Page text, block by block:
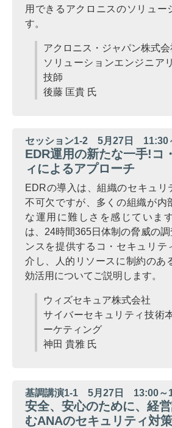
用できるアクロニスのソリュー
す。
アクロニス・ジャパン株式会
ソリューションエンジニア
技師
後藤 匡貴 氏
セッション1-2 5月27日 11:30
EDR運用の新たな一手!コ
ィによるアプローチ
EDRの導入は、組織のセキュリ
不可欠ですが、多くの組織が内
な運用に難しさを感じていま
は、24時間365日体制の脅威の
ンスを提供するコ・セキュリテ
介し、人的リソースに制約のあ
効活用についてご説明します。
ウィズセキュア株式会社
サイバーセキュリティ技術
ーケティング
神田 貴雅 氏
基調講演1-1 5月27日 13:00～
安全、安心のために、経
むANAのセキュリティ対策